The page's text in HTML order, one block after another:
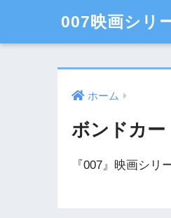
007映画シリ
ホーム
ボンドカー
『007』映画シ